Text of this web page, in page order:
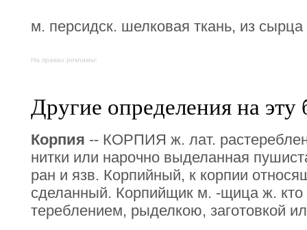
м. персидск. шелковая ткань, из
На правах рекламы:
Другие определения на эту
Корпия -- КОРПИЯ ж. лат.
нитки или нарочно выделанная
ран и язв. Корпийный, к корпии
сделанный. Корпийщик м. -щица ж.
тереблением, рыделкою, заготовкой